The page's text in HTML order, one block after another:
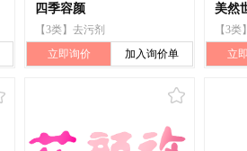
四季容颜
【3类】去污剂
立即询价
加入询价单
美然
【3
立